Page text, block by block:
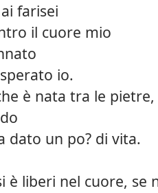
farisei
il cuore mio
io.
è nata tra le pietre,
dato un po? di vita.
è liberi nel cuore, se